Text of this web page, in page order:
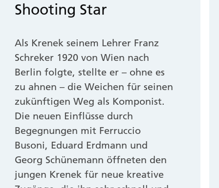
Shooting Star
Als Krenek seinem Lehrer Franz
Schreker 1920 von Wien nach
Berlin folgte, stellte er – ohne es
zu ahnen – die Weichen für seinen
zukünftigen Weg als Komponist.
Die neuen Einflüsse durch
Begegnungen mit Ferruccio
Busoni, Eduard Erdmann und
Georg Schünemann öffneten den
jungen Krenek für neue kreative